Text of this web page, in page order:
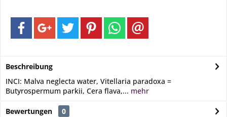
Beschreibung
INCI: Malva neglecta water, Vitellaria paradoxa =
Butyrospermum parkii, Cera flava,... mehr
Bewertungen
0